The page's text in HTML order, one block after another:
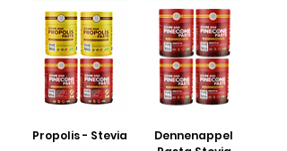
Propolis - Stevia
Dennenappel